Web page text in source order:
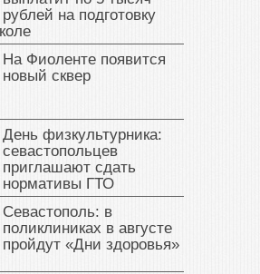
рублей на подготовку
На Фиоленте появится
новый сквер
День физкультурника:
севастопольцев
приглашают сдать
нормативы ГТО
Севастополь: в
поликлиниках в августе
пройдут «Дни здоровья»